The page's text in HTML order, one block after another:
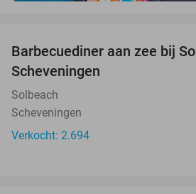
Barbecuediner aan zee bij
Scheveningen
Solbeach
Scheveningen
Verkocht: 2.694